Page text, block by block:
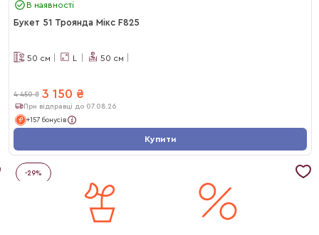
В наявності
Букет 51 Троянда Мікс F825
50 см L 50 см
4 450 ₴ 3 150 ₴
При відправці до 07.08.26
+157 бонусів
Купити
-29%